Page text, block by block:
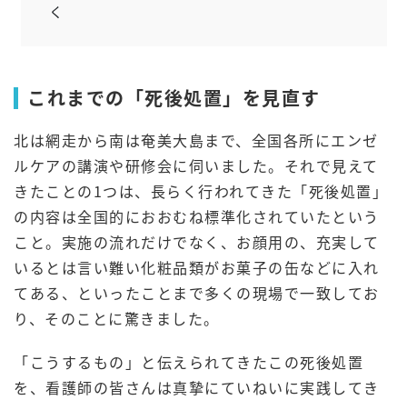
く
これまでの「死後処置」を見直す
北は網走から南は奄美大島まで、全国各所にエンゼ
ルケアの講演や研修会に伺いました。それで見えて
きたことの1つは、長らく行われてきた「死後処置」
の内容は全国的におおむね標準化されていたという
こと。実施の流れだけでなく、お顔用の、充実して
いるとは言い難い化粧品類がお菓子の缶などに入れ
てある、といったことまで多くの現場で一致してお
り、そのことに驚きました。
「こうするもの」と伝えられてきたこの死後処置
を、看護師の皆さんは真摯にていねいに実践してき